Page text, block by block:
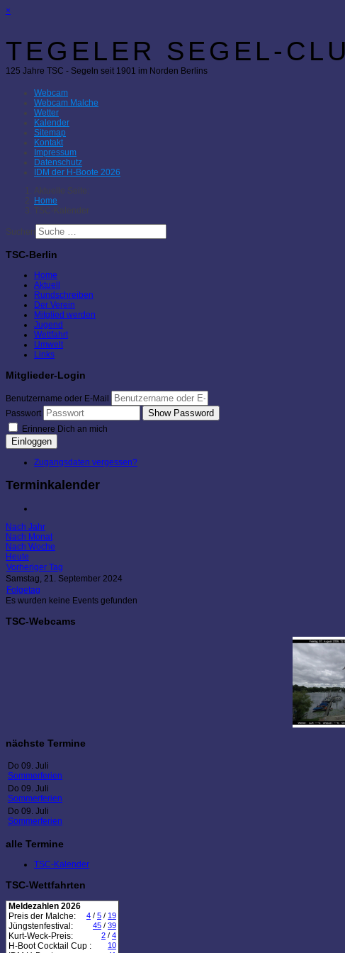
×
TEGELER SEGEL-
125 Jahre TSC - Segeln seit 1901 im Norden Berlins
Webcam
Webcam Malche
Wetter
Kalender
Sitemap
Kontakt
Impressum
Datenschutz
IDM der H-Boote 2026
Aktuelle Seite:
Home
TSC-Kalender
Suchen
TSC-Berlin
Home
Aktuell
Rundschreiben
Der Verein
Mitglied werden
Jugend
Wettfahrt
Umwelt
Links
Mitglieder-Login
Benutzername oder E-Mail
Passwort
Show Password
Erinnere Dich an mich
Einloggen
Zugangsdaten vergessen?
Terminkalender
Nach Jahr
Nach Monat
Nach Woche
Heute
Vorheriger Tag
Samstag, 21. September 2024
Folgetag
Es wurden keine Events gefunden
TSC-Webcams
nächste Termine
Do 09. Juli
Sommerferien
Do 09. Juli
Sommerferien
Do 09. Juli
Sommerferien
alle Termine
TSC-Kalender
TSC-Wettfahrten
Meldezahlen 2026
Preis der Malche:
4 / 5 / 19
Jüngstenfestival: 45 / 39
Kurt-Weck-Preis: 2 / 4
H-Boot Cocktail Cup : 10